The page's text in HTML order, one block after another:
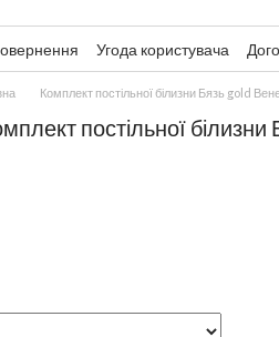
Угода користувача
Комплект постільної білизни Бязь gold
постільної білизни